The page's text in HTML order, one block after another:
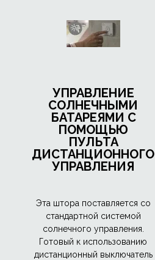
УПРАВЛЕНИЕ
СОЛНЕЧНЫМИ
БАТАРЕЯМИ С
ПОМОЩЬЮ
ПУЛЬТА
ДИСТАНЦИОННОГО
УПРАВЛЕНИЯ
Эта штора поставляется со
стандартной системой
солнечного управления.
Готовый к использованию
дистанционный выключатель